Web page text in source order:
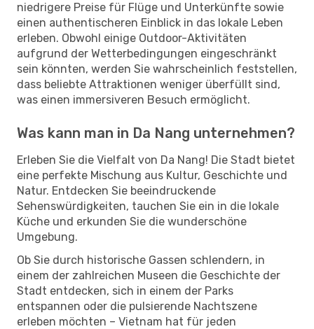
niedrigere Preise für Flüge und Unterkünfte sowie
einen authentischeren Einblick in das lokale Leben
erleben. Obwohl einige Outdoor-Aktivitäten
aufgrund der Wetterbedingungen eingeschränkt
sein könnten, werden Sie wahrscheinlich feststellen,
dass beliebte Attraktionen weniger überfüllt sind,
was einen immersiveren Besuch ermöglicht.
Was kann man in Da Nang unternehmen?
Erleben Sie die Vielfalt von Da Nang! Die Stadt bietet
eine perfekte Mischung aus Kultur, Geschichte und
Natur. Entdecken Sie beeindruckende
Sehenswürdigkeiten, tauchen Sie ein in die lokale
Küche und erkunden Sie die wunderschöne
Umgebung.
Ob Sie durch historische Gassen schlendern, in
einem der zahlreichen Museen die Geschichte der
Stadt entdecken, sich in einem der Parks
entspannen oder die pulsierende Nachtszene
erleben möchten – Vietnam hat für jeden